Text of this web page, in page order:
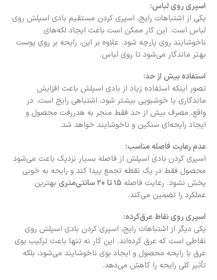
اسپری روی لباس:
یکی از اشتباهات رایج، اسپری کردن مستقیم بادی اسپلش روی
لباس است. این کار ممکن است باعث ایجاد لکه‌های
ناخوشایند روی پارچه شود. علاوه بر این، رایحه بر روی پوست
بهتر ماندگار می‌شود تا روی لباس.
استفاده بیش از حد:
تصور اینکه استفاده زیاد از بادی اسپلش باعث افزایش
ماندگاری یا خوشبویی بیشتر شود، اشتباهی رایج است. در
واقع، مصرف بیش از حد فقط منجر به هدررفت محصول و
ایجاد رایحه‌ای سنگین و ناخوشایند خواهد شد.
عدم رعایت فاصله مناسب:
اسپری کردن بادی اسپلش از فاصله بسیار نزدیک باعث می‌شود
محصول فقط در یک نقطه تجمع پیدا کند و رایحه به خوبی
پخش نشود. رعایت فاصله ۱۵ تا ۲۰ سانتی‌متری
بهترین
عملکرد را تضمین می‌کند.
اسپری روی نقاط عرق‌کرده:
یکی دیگر از اشتباهات رایج، اسپری کردن بادی اسپلش روی
نقاطی است که عرق کرده‌اند. این کار نه تنها باعث ترکیب بوی
عرق با رایحه محصول و ایجاد بوی ناخوشایند می‌شود، بلکه
تأثیر کلی رایحه را کاهش می‌دهد.